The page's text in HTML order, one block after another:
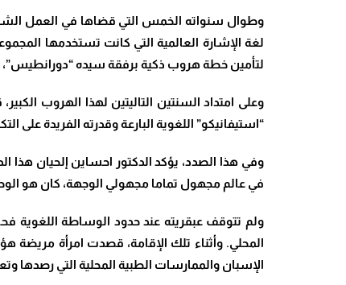
​وطوال سنواته الخمس التي قضاها في العمل الشاق
لغة الإشارة العالمية التي كانت تستخدمها
لتأمين خطة هروب ذكية برفقة سيده “دورانطيس”،
​وعلى امتداد السنتين التاليتين لهذا الهروب
“استيفانيكو” اللغوية البارعة وقدرته الفريدة
​وفي هذا الصدد، يؤكد الدكتور احساين إلحيان هذا
في عالم مجهول تماما مجهولي الوجهة، كان هو
​ولم تتوقف عبقريته عند حدود الوساطة اللغوية
المحلي. وأثناء تلك الإقامة، قصدت امرأة مريضة
الإسبان والممارسات الطبية المحلية التي رصدها